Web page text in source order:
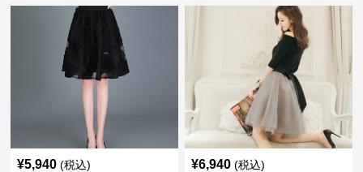
¥5,940 (税込) ¥6,940 (税込)